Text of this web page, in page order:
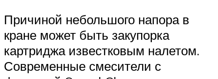
Причиной небольшого напора в
кране может быть закупорка
картриджа известковым налетом.
Современные смесители с